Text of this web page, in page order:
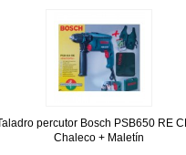
- Taladro percutor a batería
percutor Bosch PSB650 RE
Chaleco + Maletín
percutor Bosch PSB650